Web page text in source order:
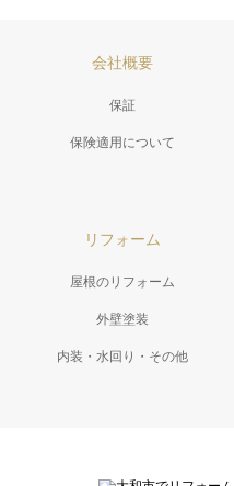
会社概要
保証
保険適用について
リフォーム
屋根のリフォーム
外壁塗装
内装・水回り・その他